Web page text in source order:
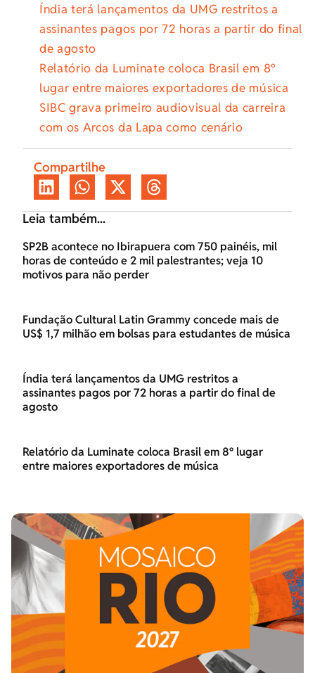
Índia terá lançamentos da UMG restritos a
assinantes pagos por 72 horas a partir do final
de agosto
Relatório da Luminate coloca Brasil em 8º
lugar entre maiores exportadores de música
SIBC grava primeiro audiovisual da carreira
com os Arcos da Lapa como cenário
Compartilhe
Leia também...
SP2B acontece no Ibirapuera com 750 painéis, mil
horas de conteúdo e 2 mil palestrantes; veja 10
motivos para não perder
Fundação Cultural Latin Grammy concede mais de
US$ 1,7 milhão em bolsas para estudantes de música
Índia terá lançamentos da UMG restritos a
assinantes pagos por 72 horas a partir do final de
agosto
Relatório da Luminate coloca Brasil em 8º lugar
entre maiores exportadores de música